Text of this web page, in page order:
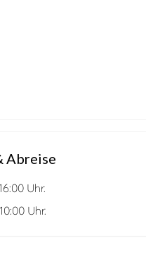
Abreise
Uhr.
Uhr.